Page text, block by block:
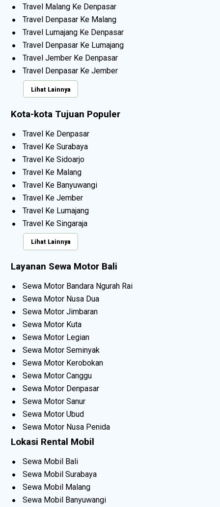
Travel Malang Ke Denpasar
Travel Denpasar Ke Malang
Travel Lumajang Ke Denpasar
Travel Denpasar Ke Lumajang
Travel Jember Ke Denpasar
Travel Denpasar Ke Jember
Lihat Lainnya
Kota-kota Tujuan Populer
Travel Ke Denpasar
Travel Ke Surabaya
Travel Ke Sidoarjo
Travel Ke Malang
Travel Ke Banyuwangi
Travel Ke Jember
Travel Ke Lumajang
Travel Ke Singaraja
Lihat Lainnya
Layanan Sewa Motor Bali
Sewa Motor Bandara Ngurah Rai
Sewa Motor Nusa Dua
Sewa Motor Jimbaran
Sewa Motor Kuta
Sewa Motor Legian
Sewa Motor Seminyak
Sewa Motor Kerobokan
Sewa Motor Canggu
Sewa Motor Denpasar
Sewa Motor Sanur
Sewa Motor Ubud
Sewa Motor Nusa Penida
Lokasi Rental Mobil
Sewa Mobil Bali
Sewa Mobil Surabaya
Sewa Mobil Malang
Sewa Mobil Banyuwangi